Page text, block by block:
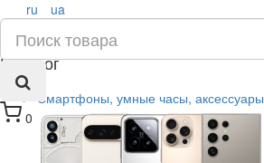
0
ru ua
Каталог
Смартфоны, умные часы, аксессуары